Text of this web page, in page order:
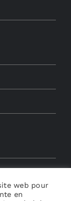
web pour
en